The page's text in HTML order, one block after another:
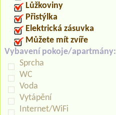
Lůžkoviny
Přistýlka
Elektrická zásuvka
Můžete mít zvíře
Vybavení pokoje/apartmány:
Sprcha
WC
Voda
Vytápění
Internet/WiFi